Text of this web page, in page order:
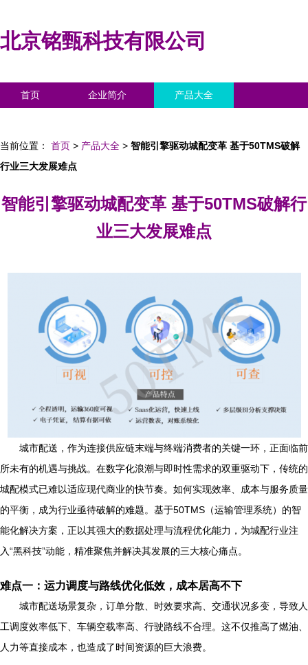
北京铭甄科技有限公司
首页 企业简介 产品大全
当前位置： 首页 > 产品大全 > 智能引擎驱动城配变革 基于50TMS破解
行业三大发展难点
智能引擎驱动城配变革 基于50TMS破解行
业三大发展难点
城市配送，作为连接供应链末端与终端消费者的关键一环，正面临前
所未有的机遇与挑战。在数字化浪潮与即时性需求的双重驱动下，传统的
城配模式已难以适应现代商业的快节奏。如何实现效率、成本与服务质量
的平衡，成为行业亟待破解的难题。基于50TMS（运输管理系统）的智
能化解决方案，正以其强大的数据处理与流程优化能力，为城配行业注
入“黑科技”动能，精准聚焦并解决其发展的三大核心痛点。
难点一：运力调度与路线优化低效，成本居高不下
城市配送场景复杂，订单分散、时效要求高、交通状况多变，导致人
工调度效率低下、车辆空载率高、行驶路线不合理。这不仅推高了燃油、
人力等直接成本，也造成了时间资源的巨大浪费。